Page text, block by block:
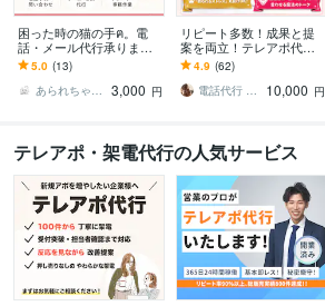
困った時の猫の手ฅ。電
話・メール代行承ります
電話が苦手・忙しい方
へ。あなたに代わって丁
寧に対応します。
5.0 (13)
あられちゃん。
3,000 円
リピート多数！成果と提
案を両立！テレアポ代行
します 営業の外注先では
なく、営業パートナーと
して伴走します！
4.9 (62)
電話代行 テレアポ ゆうゆう♡
10,000 円
テレアポ・架電代行の人気サービス